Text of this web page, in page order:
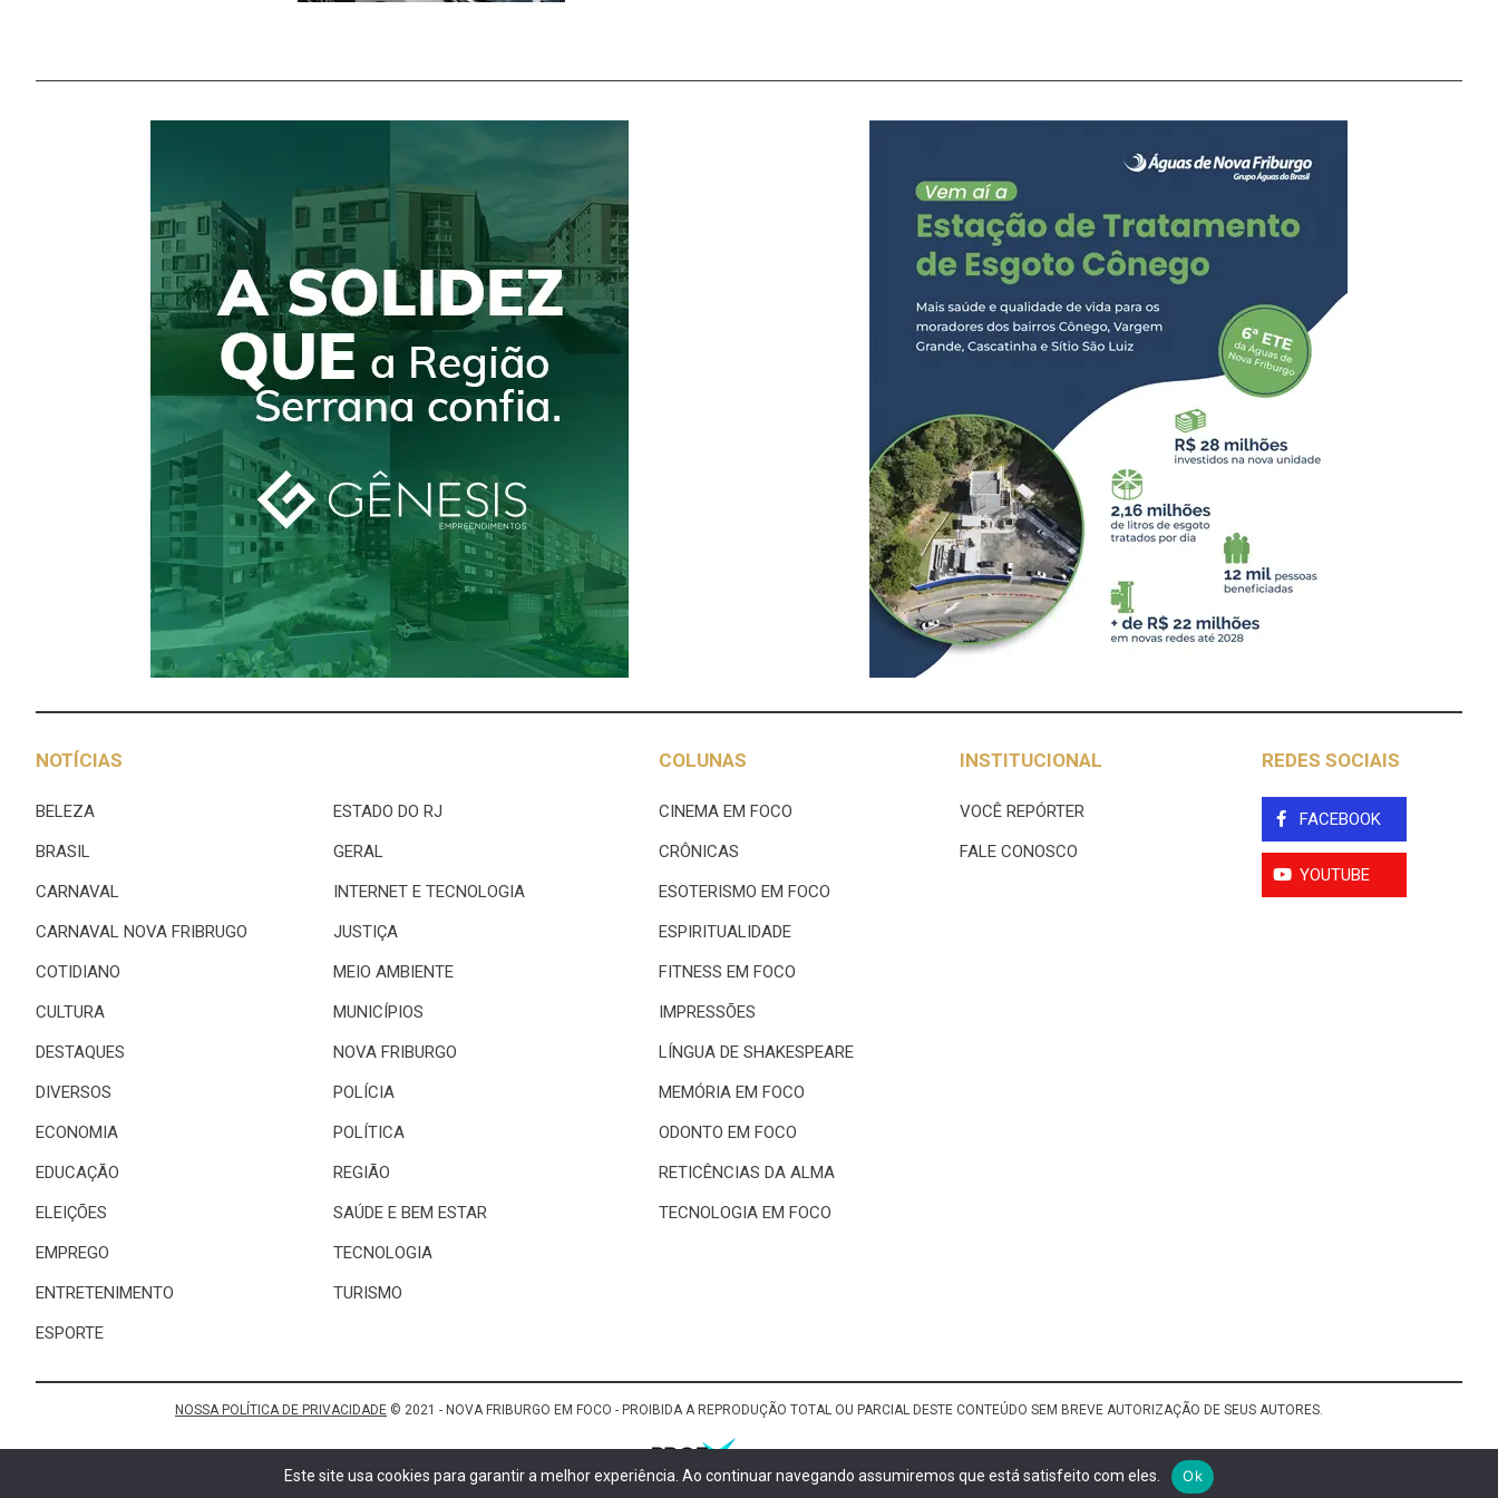
a prisão,
NOTÍCIAS
BELEZA
BRASIL
CARNAVAL
CARNAVAL NOVA FRIBRUGO
COTIDIANO
CULTURA
DESTAQUES
DIVERSOS
ECONOMIA
EDUCAÇÃO
ELEIÇÕES
EMPREGO
ENTRETENIMENTO
ESPORTE
ESTADO DO RJ
GERAL
INTERNET E TECNOLOGIA
JUSTIÇA
MEIO AMBIENTE
MUNICÍPIOS
NOVA FRIBURGO
POLÍCIA
POLÍTICA
REGIÃO
SAÚDE E BEM ESTAR
TECNOLOGIA
TURISMO
COLUNAS
CINEMA EM FOCO
CRÔNICAS
ESOTERISMO EM FOCO
ESPIRITUALIDADE
FITNESS EM FOCO
IMPRESSÕES
LÍNGUA DE SHAKESPEARE
MEMÓRIA EM FOCO
ODONTO EM FOCO
RETICÊNCIAS DA ALMA
TECNOLOGIA EM FOCO
INSTITUCIONAL
VOCÊ REPÓRTER
FALE CONOSCO
REDES SOCIAIS
FACEBOOK
YOUTUBE
NOSSA POLÍTICA DE PRIVACIDADE © 2021 - NOVA FRIBURGO EM FOCO - PROIBIDA A REPRODUÇÃO TOTAL OU PARCIAL DESTE CONTEÚDO SEM BREVE AUTORIZAÇÃO DE SEUS AUTORES.
Este site usa cookies para garantir a melhor experiência. Ao continuar navegando assumiremos que está satisfeito com eles. Ok